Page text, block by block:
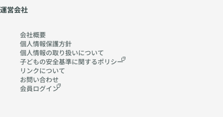
運営会社
会社概要
個人情報保護方針
個人情報の取り扱いについて
子どもの安全基準に関するポリシー
リンクについて
お問い合わせ
会員ログイン